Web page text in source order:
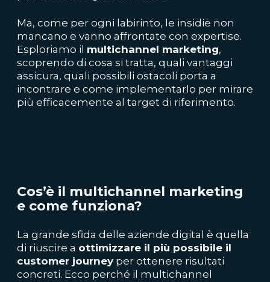
Ma, come per ogni labirinto, le insidie non
mancano e vanno affrontate con expertise.
Esploriamo il multichannel marketing,
scoprendo di cosa si tratta, quali vantaggi
assicura, quali possibili ostacoli porta a
incontrare e come implementarlo per mirare
più efficacemente al target di riferimento.
Cos’è il multichannel marketing
e come funziona?
La grande sfida delle aziende digital è quella
di riuscire a ottimizzare il più possibile il
customer journey per ottenere risultati
concreti. Ecco perché il multichannel